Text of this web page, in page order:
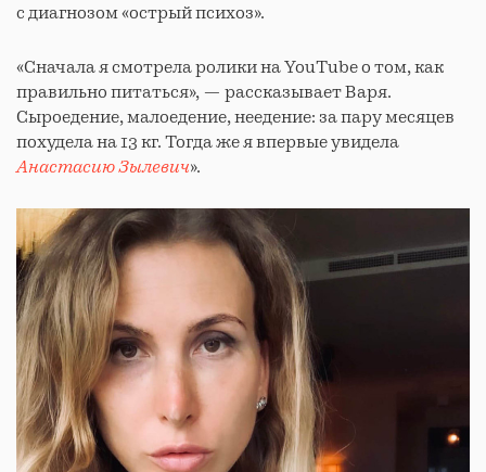
с диагнозом «острый психоз».
«Сначала я смотрела ролики на YouTube о том, как
правильно питаться», — рассказывает Варя.
Сыроедение, малоедение, неедение: за пару месяцев
похудела на 13 кг. Тогда же я впервые увидела
Анастасию Зылевич».